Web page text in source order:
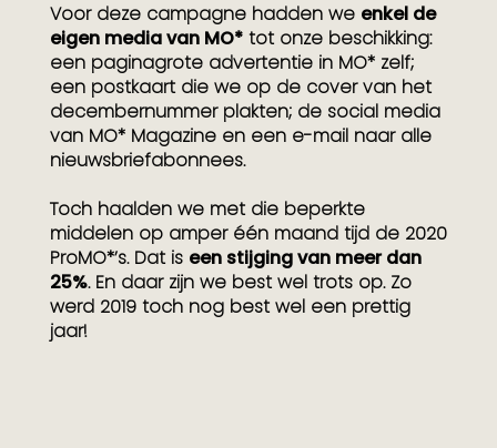
Voor deze campagne hadden we enkel de
eigen media van MO*tot onze beschikking:
een paginagrote advertentie in MO* zelf;
een postkaart die we op de cover van het
decembernummer plakten; de social media
van MO* Magazine en een e-mail naar alle
nieuwsbriefabonnees.
Toch haalden we met die beperkte
middelen op amper één maand tijd de 2020
ProMO*’s. Dat is een stijging van meer dan
25%. En daar zijn we best wel trots op. Zo
werd 2019 toch nog best wel een prettig
jaar!